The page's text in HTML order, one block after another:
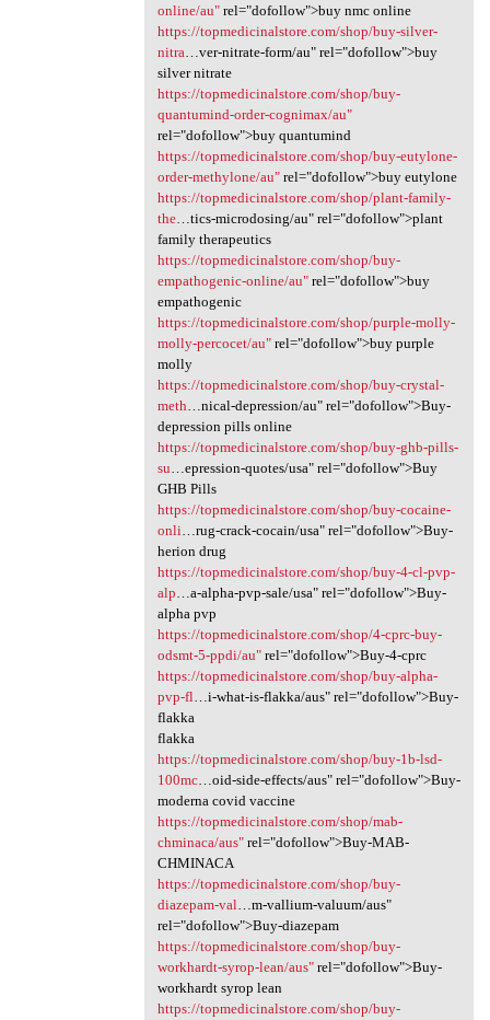
online/au"rel="dofollow">buy nmc online
https://topmedicinalstore.com/shop/buy-silver-
nitra…ver-nitrate-form/au" rel="dofollow">buy
silver nitrate
https://topmedicinalstore.com/shop/buy-
quantumind-order-cognimax/au"
rel="dofollow">buy quantumind
https://topmedicinalstore.com/shop/buy-eutylone-
order-methylone/au"rel="dofollow">buy eutylone
https://topmedicinalstore.com/shop/plant-family-
the…tics-microdosing/au" rel="dofollow">plant
family therapeutics
https://topmedicinalstore.com/shop/buy-
empathogenic-online/au"rel="dofollow">buy
empathogenic
https://topmedicinalstore.com/shop/purple-molly-
molly-percocet/au"rel="dofollow">buy purple
molly
https://topmedicinalstore.com/shop/buy-crystal-
meth…nical-depression/au" rel="dofollow">Buy-
depression pills online
https://topmedicinalstore.com/shop/buy-ghb-pills-
su…epression-quotes/usa" rel="dofollow">Buy
GHB Pills
https://topmedicinalstore.com/shop/buy-cocaine-
onli…rug-crack-cocain/usa" rel="dofollow">Buy-
herion drug
https://topmedicinalstore.com/shop/buy-4-cl-pvp-
alp…a-alpha-pvp-sale/usa" rel="dofollow">Buy-
alpha pvp
https://topmedicinalstore.com/shop/4-cprc-buy-
odsmt-5-ppdi/au"rel="dofollow">Buy-4-cprc
https://topmedicinalstore.com/shop/buy-alpha-
pvp-fl…i-what-is-flakka/aus" rel="dofollow">Buy-
flakka
flakka
https://topmedicinalstore.com/shop/buy-1b-lsd-
100mc…oid-side-effects/aus" rel="dofollow">Buy-
moderna covid vaccine
https://topmedicinalstore.com/shop/mab-
chminaca/aus"rel="dofollow">Buy-MAB-
CHMINACA
https://topmedicinalstore.com/shop/buy-
diazepam-val…m-vallium-valuum/aus"
rel="dofollow">Buy-diazepam
https://topmedicinalstore.com/shop/buy-
workhardt-syrop-lean/aus"rel="dofollow">Buy-
workhardt syrop lean
https://topmedicinalstore.com/shop/buy-